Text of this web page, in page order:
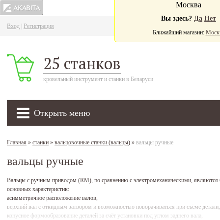
Вход Регистрация
25 станков
кровельный инструмент и станки в Беларуси
Открыть меню
Москва
Вы здесь? Да Нет
Ближайший магазин:
Главная » станки » вальцовочные станки (вальцы) » вальцы ручные
вальцы ручные
Вальцы с ручным приводом (RM), по сравнению с электромеханическими,
основных характеристик:
асимметричное расположение валов,
верхний вал с откидным затвором и возможностью поворачиваться при съёме детали,
конусное формообразование деталей за счёт установки под углом заднего вала,